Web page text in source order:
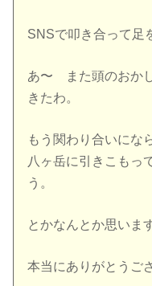
SNSで叩き合って足
あ〜 また頭のおか
きたわ。
もう関わり合いにな
八ヶ岳に引きこもっ
う。
とかなんとか思いま
本当にありがとうご